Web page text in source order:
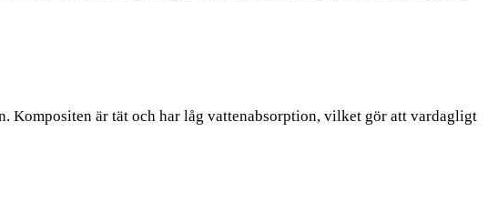
Kompositen är tät och har låg vattenabsorption, vilket gör att vardagligt